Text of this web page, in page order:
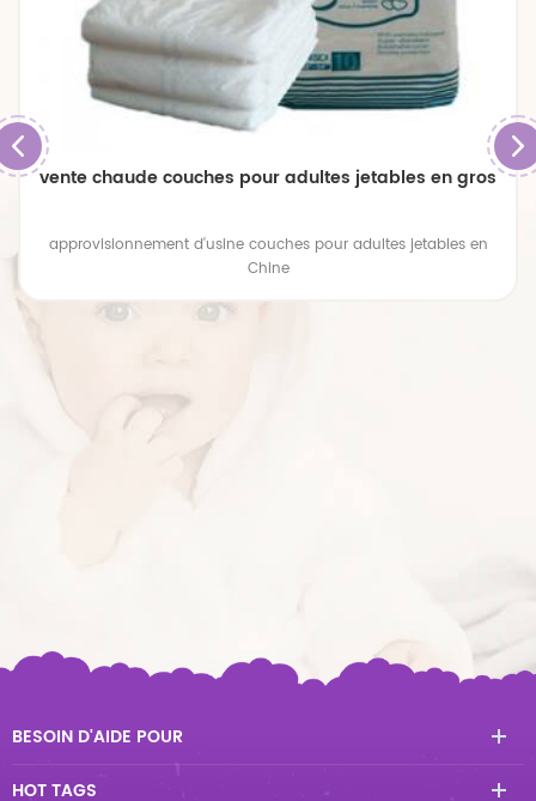
vente chaude couches pour adultes jetables en gros
approvisionnement d'usine couches pour adultes jetables en
Chine
BESOIN D'AIDE POUR
HOT TAGS